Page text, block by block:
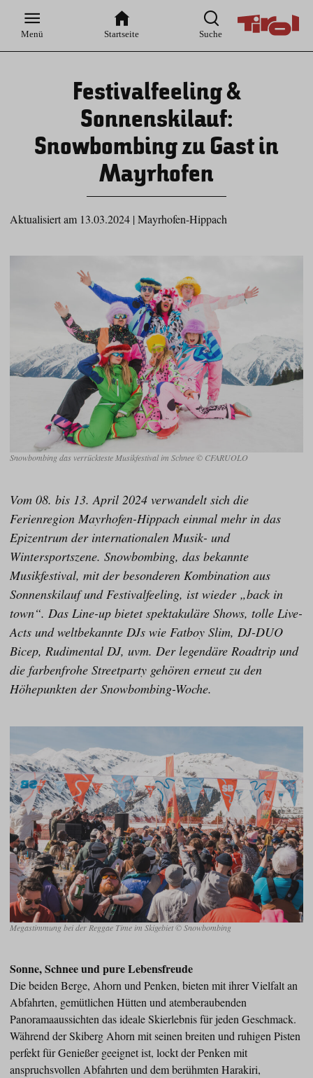
Hauptnavigation
Inhaltsbereich
Menü Startseite Suche
Festivalfeeling &
Sonnenskilauf:
Snowbombing zu Gast in
Mayrhofen
Aktualisiert am 13.03.2024 | Mayrhofen-Hippach
Snowbombing das verrückteste Musikfestival im Schnee © CFARUOLO
Vom 08. bis 13. April 2024 verwandelt sich die
Ferienregion Mayrhofen-Hippach einmal mehr in das
Epizentrum der internationalen Musik- und
Wintersportszene. Snowbombing, das bekannte
Musikfestival, mit der besonderen Kombination aus
Sonnenskilauf und Festivalfeeling, ist wieder „back in
town“. Das Line-up bietet spektakuläre Shows, tolle Live-
Acts und weltbekannte DJs wie Fatboy Slim, DJ-DUO
Bicep, Rudimental DJ, uvm. Der legendäre Roadtrip und
die farbenfrohe Streetparty gehören erneut zu den
Höhepunkten der Snowbombing-Woche.
Megastimmung bei der Reggae Time im Skigebiet © Snowbombing
Sonne, Schnee und pure Lebensfreude
Die beiden Berge, Ahorn und Penken, bieten mit ihrer Vielfalt an
Abfahrten, gemütlichen Hütten und atemberaubenden
Panoramaaussichten das ideale Skierlebnis für jeden Geschmack.
Während der Skiberg Ahorn mit seinen breiten und ruhigen Pisten
perfekt für Genießer geeignet ist, lockt der Penken mit
anspruchsvollen Abfahrten und dem berühmten Harakiri,